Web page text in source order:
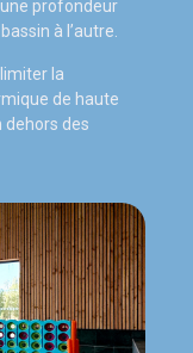
profondeur
à l’autre.
la
de haute
des